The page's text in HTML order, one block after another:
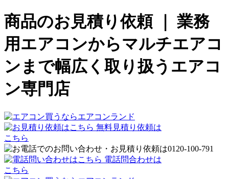
商品のお見積り依頼 ｜ 業務
用エアコンからマルチエアコ
ンまで幅広く取り扱うエアコ
ン専門店
無料見積り依頼は
こちら
電話問合わせは
こちら